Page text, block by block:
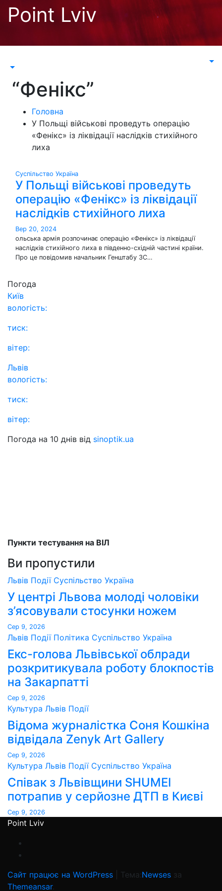
Перейти
Point Lviv
“Фенікс”
Головна
У Польщі військові проведуть операцію
«Фенікс» із ліквідації наслідків стихійного
лиха
Суспільство Україна
У Польщі військові проведуть
операцію «Фенікс» із ліквідації
наслідків стихійного лиха
Вер 20, 2024
ольська армія розпочинає операцію «Фенікс» із ліквідації
наслідків стихійного лиха в південно-східній частині країни.
Про це повідомив начальник Генштабу ЗС…
Погода
Київ
вологість:
тиск:
вітер:
Львів
вологість:
тиск:
вітер:
Погода на 10 днів від sinoptik.ua
Пункти тестування на ВІЛ
Ви пропустили
Львів Події Суспільство Україна
У центрі Львова молоді чоловіки
з’ясовували стосунки ножем
Сер 9, 2026
Львів Події Політика Суспільство Україна
Екс-голова Львівської облради
розкритикувала роботу блокпостів
на Закарпатті
Сер 9, 2026
Культура Львів Події
Відома журналістка Соня Кошкіна
відвідала Zenyk Art Gallery
Сер 9, 2026
Культура Львів Події Суспільство Україна
Співак з Львівщини SHUMEI
потрапив у серйозне ДТП в Києві
Сер 9, 2026
Point Lviv
Сайт працює на WordPress Тема:Newses за
Themeansar.